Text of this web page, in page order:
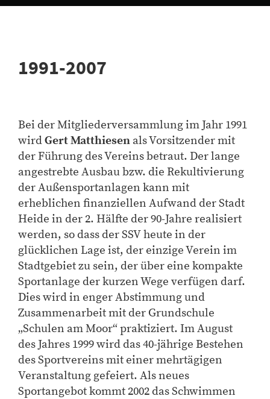
1991-2007
Bei der Mitgliederversammlung im Jahr 1991
wirdGert Matthiesen als Vorsitzender mit
der Führung des Vereins betraut. Der lange
angestrebte Ausbau bzw. die Rekultivierung
der Außensportanlagen kann mit
erheblichen finanziellen Aufwand der Stadt
Heide in der 2. Hälfte der 90-Jahre realisiert
werden, so dass der SSV heute in der
glücklichen Lage ist, der einzige Verein im
Stadtgebiet zu sein, der über eine kompakte
Sportanlage der kurzen Wege verfügen darf.
Dies wird in enger Abstimmung und
Zusammenarbeit mit der Grundschule
„Schulen am Moor“ praktiziert. Im August
des Jahres 1999 wird das 40-jährige Bestehen
des Sportvereins mit einer mehrtägigen
Veranstaltung gefeiert. Als neues
Sportangebot kommt 2002 das Schwimmen